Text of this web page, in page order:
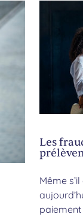
Les
Même